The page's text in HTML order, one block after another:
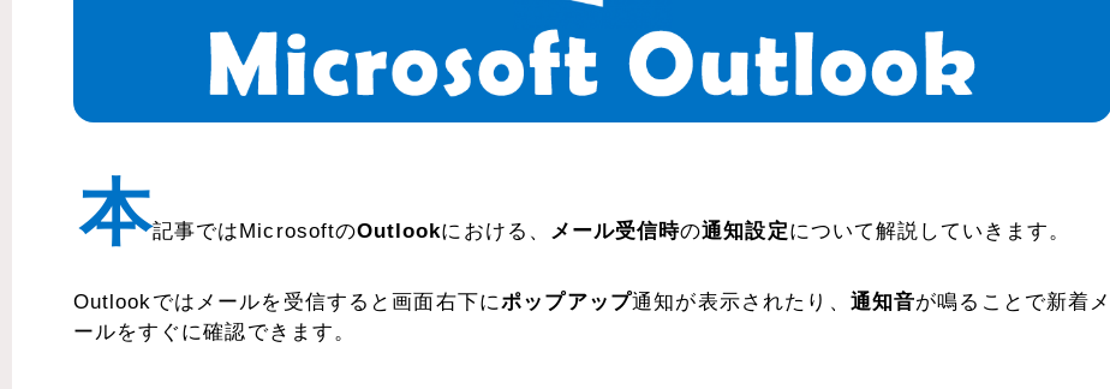
本記事ではMicrosoftのOutlookにおける、 メール受信時の通知設定について解説していきます。
Outlookではメールを受信すると画面右下にポップアップ通知が表示されたり、 通知音が鳴ることで新着メ
ールをすぐに確認できます。